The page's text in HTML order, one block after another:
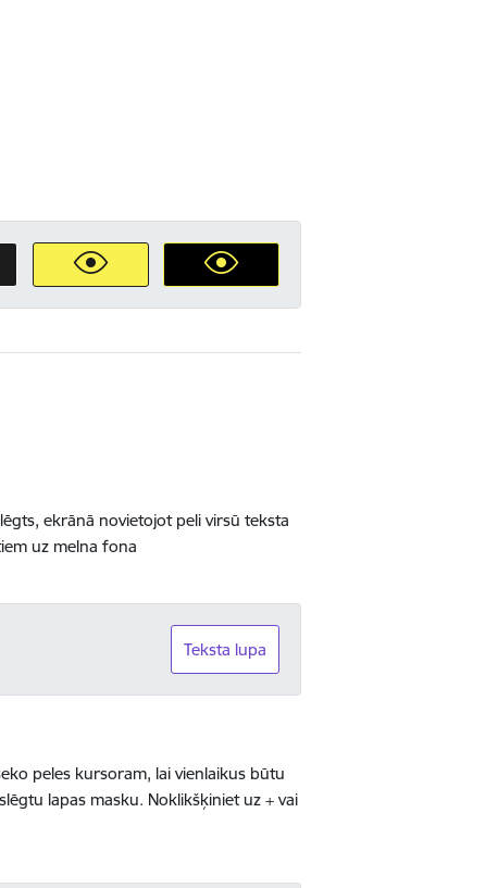
ekrānā novietojot peli virsū teksta
uz melna fona
Teksta lupa
peles kursoram, lai vienlaikus būtu
lapas masku. Noklikšķiniet uz + vai